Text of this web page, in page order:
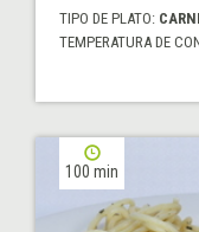
TIPO DE PLATO:
TEMPERATURA DE
100 min